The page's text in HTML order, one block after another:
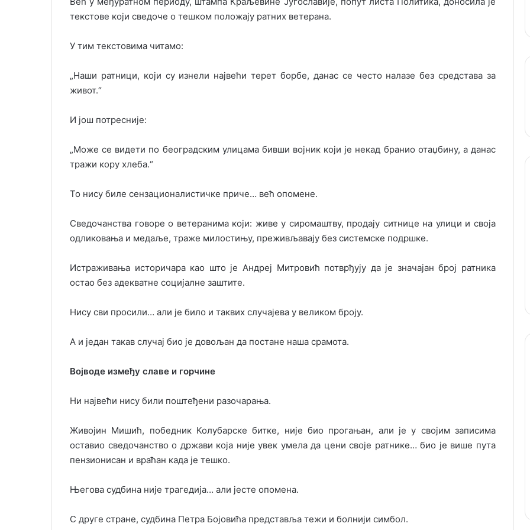
текстове који сведоче о тешком положају ратних ветерана.
У тим текстовима читамо:
„Наши ратници, који су изнели највећи терет борбе, данас се често налазе без средстава за
живот.“
И још потресније:
„Може се видети по београдским улицама бивши војник који је некад бранио отаџбину, а данас
тражи кору хлеба.“
То нису биле сензационалистичке приче… већ опомене.
Сведочанства говоре о ветеранима који: живе у сиромаштву, продају ситнице на улици и своја
одликовања и медаље, траже милостињу, преживљавају без системске подршке.
Истраживања историчара као што је Андреј Митровић потврђују да је значајан број ратника
остао без адекватне социјалне заштите.
Нису сви просили… али је било и таквих случајева у великом броју.
А и један такав случај био је довољан да постане наша срамота.
Војводе између славе и горчине
Ни највећи нису били поштеђени разочарања.
Живојин Мишић, победник Колубарске битке, није био прогањан, али је у својим записима
оставио сведочанство о држави која није увек умела да цени своје ратнике… био је више пута
пензионисан и враћан када је тешко.
Његова судбина није трагедија… али јесте опомена.
С друге стране, судбина Петра Бојовића представља тежи и болнији симбол.